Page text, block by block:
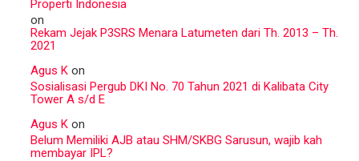
Properti Indonesia
on
Rekam Jejak P3SRS Menara Latumeten dari Th. 2013 – Th.
2021
Agus K on
Sosialisasi Pergub DKI No. 70 Tahun 2021 di Kalibata City
Tower A s/d E
Agus K on
Belum Memiliki AJB atau SHM/SKBG Sarusun, wajib kah
membayar IPL?